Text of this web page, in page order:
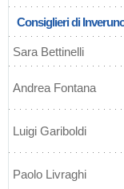
Consiglieri di
Sara Bettinelli
Andrea Fontana
Luigi Gariboldi
Paolo Livraghi